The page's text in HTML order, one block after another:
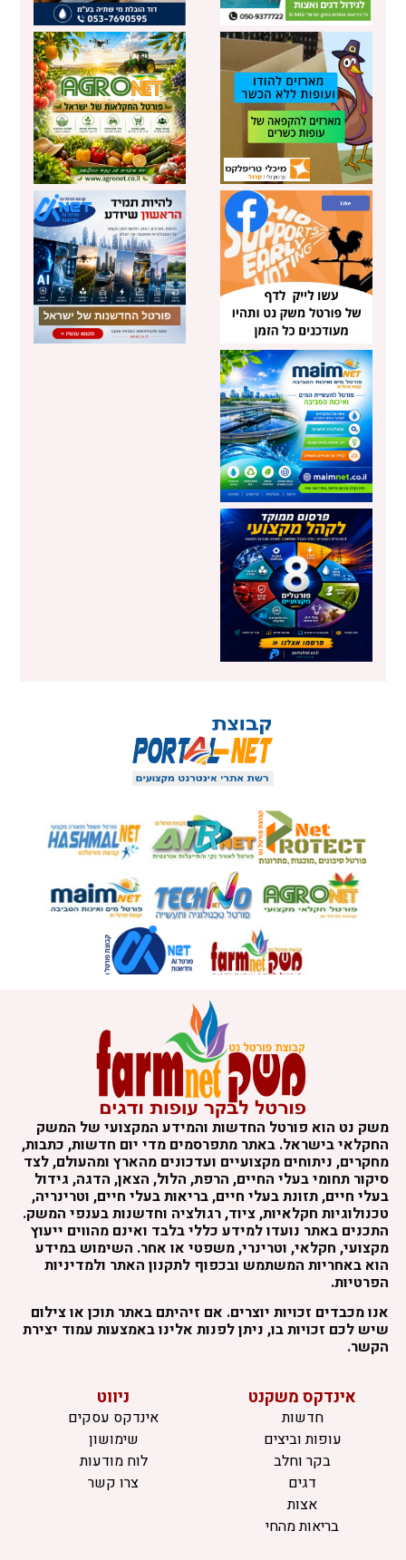
משק נט הוא פורטל החדשות והמידע המקצועי של המשק
החקלאי בישראל. באתר מתפרסמים מדי יום חדשות, כתבות,
מחקרים, ניתוחים מקצועיים ועדכונים מהארץ ומהעולם, לצד
סיקור תחומי בעלי החיים, הרפת, הלול, הצאן, הדגה, גידול
בעלי חיים, תזונת בעלי חיים, בריאות בעלי חיים, וטרינריה,
טכנולוגיות חקלאיות, ציוד, רגולציה וחדשנות בענפי המשק.
התכנים באתר נועדו למידע כללי בלבד ואינם מהווים ייעוץ
מקצועי, חקלאי, וטרינרי, משפטי או אחר. השימוש במידע
הוא באחריות המשתמש ובכפוף לתקנון האתר ולמדיניות
הפרטיות.
אנו מכבדים זכויות יוצרים. אם זיהיתם באתר תוכן או צילום
שיש לכם זכויות בו, ניתן לפנות אלינו באמצעות עמוד יצירת
הקשר.
אינדקס משקנט
חדשות
עופות וביצים
בקר וחלב
דגים
אצות
בריאות מהחי
ניווט
אינדקס עסקים
שימושון
לוח מודעות
צרו קשר